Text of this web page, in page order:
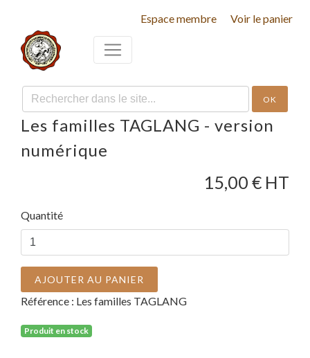
Espace membre Voir le panier
OK
Les familles TAGLANG - version
numérique
15,00 € HT
Quantité
AJOUTER AU PANIER
Référence : Les familles TAGLANG
Produit en stock